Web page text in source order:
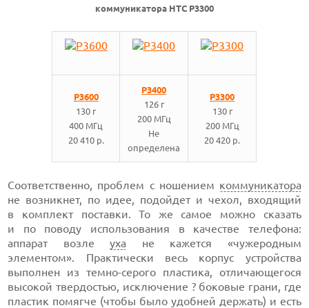
коммуникатора HTC P3300
P3600
130 г
400 МГц
20 410 р.
P3400
126 г
200 МГц
Не
определена
P3300
130 г
200 МГц
20 420 р.
Соответственно, проблем с ношением коммуникатора
не возникнет, по идее, подойдет и чехол, входящий
в комплект поставки. То же самое можно сказать
и по поводу использования в качестве телефона:
аппарат возлеуха не кажется «чужеродным
элементом». Практически весь корпус устройства
выполнен из темно-серого пластика, отличающегося
высокой твердостью, исключение ? боковые грани, где
пластик помягче (чтобы было удобней держать) и есть